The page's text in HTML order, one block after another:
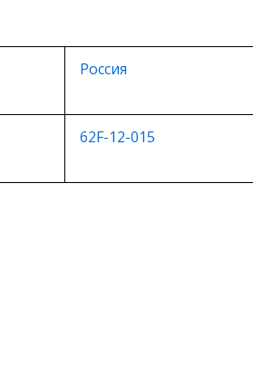
Россия
62F-12-015